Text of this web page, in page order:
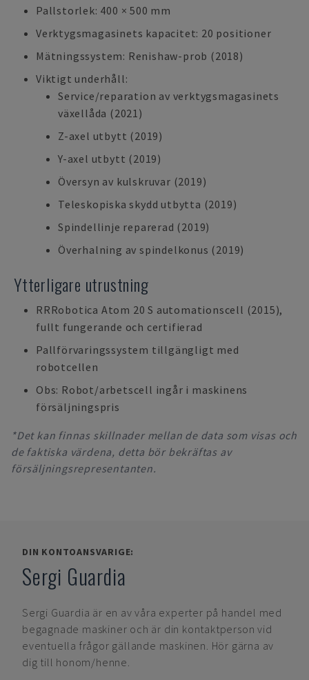
Pallstorlek: 400 × 500 mm
Verktygsmagasinets kapacitet: 20 positioner
Mätningssystem: Renishaw-prob (2018)
Viktigt underhåll:
Service/reparation av verktygsmagasinets
växellåda (2021)
Z-axel utbytt (2019)
Y-axel utbytt (2019)
Översyn av kulskruvar (2019)
Teleskopiska skydd utbytta (2019)
Spindellinje reparerad (2019)
Överhalning av spindelkonus (2019)
Ytterligare utrustning
RRRobotica Atom 20 S automationscell (2015),
fullt fungerande och certifierad
Pallförvaringssystem tillgängligt med
robotcellen
Obs: Robot/arbetscell ingår i maskinens
försäljningspris
*Det kan finnas skillnader mellan de data som visas och
de faktiska värdena, detta bör bekräftas av
försäljningsrepresentanten.
DIN KONTOANSVARIGE:
Sergi Guardia
Sergi Guardia är en av våra experter på handel med
begagnade maskiner och är din kontaktperson vid
eventuella frågor gällande maskinen. Hör gärna av
dig till honom/henne.